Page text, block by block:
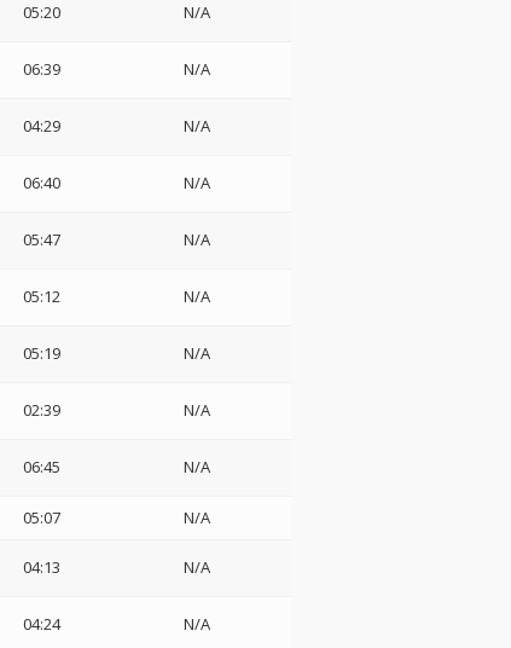
05:20 N/A
06:39 N/A
04:29 N/A
06:40 N/A
05:47 N/A
05:12 N/A
05:19 N/A
02:39 N/A
06:45 N/A
05:07 N/A
04:13 N/A
04:24 N/A